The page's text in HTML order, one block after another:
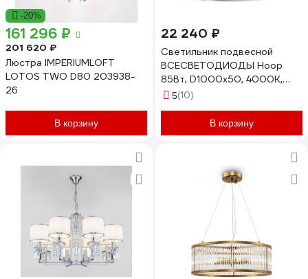
-20%
161 296 ₽
201 620 ₽
Люстра IMPERIUMLOFT
LOTOS TWO D80 203938-
26
В корзину
22 240 ₽
Светильник подвесной
ВСЕСВЕТОДИОДЫ Hoop
85Вт, D1000x50, 4000К,
белый, подвесной, IP40 vs-
5(10)
В корзину